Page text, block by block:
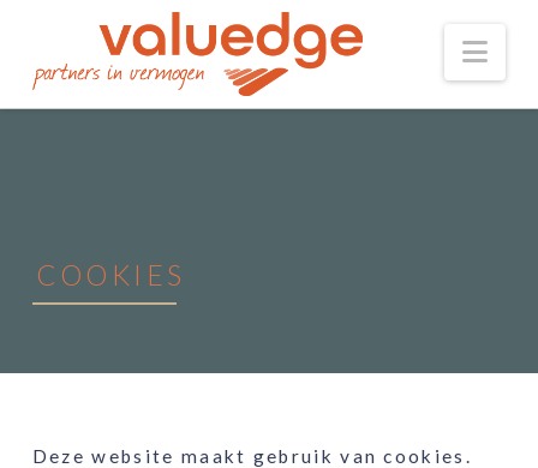
COOKIES
Deze website maakt gebruik van cookies.